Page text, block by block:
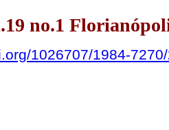
no.1
1026707/1984-